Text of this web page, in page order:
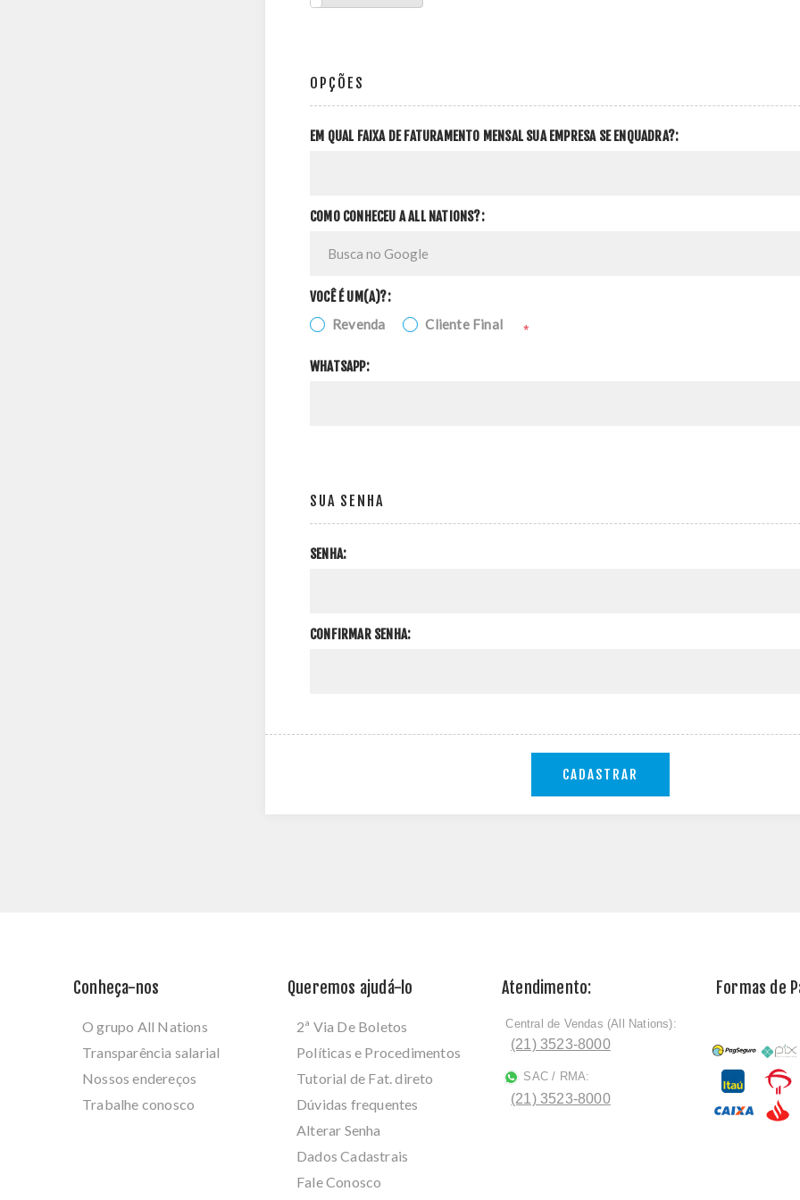
OPÇÕES
EM QUAL FAIXA DE FATURAMENTO MENSAL SUA EMPRESA SE ENQUADRA?:
COMO CONHECEU A ALL NATIONS?:
VOCÊ É UM(A)?:
Revenda Cliente Final *
WHATSAPP:
SUA SENHA
SENHA:
CONFIRMAR SENHA:
CADASTRAR
Conheça-nos
O grupo All Nations
Transparência salarial
Nossos endereços
Trabalhe conosco
Queremos ajudá-lo
2ª Via De Boletos
Políticas e Procedimentos
Tutorial de Fat. direto
Dúvidas frequentes
Alterar Senha
Dados Cadastrais
Fale Conosco
Atendimento:
ﾠCentral de Vendas (All Nations):
(21) 3523-8000
SAC / RMA:
(21) 3523-8000
Formas de